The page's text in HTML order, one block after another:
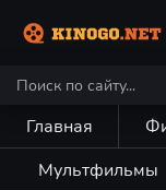
Главная
Мультфильмы